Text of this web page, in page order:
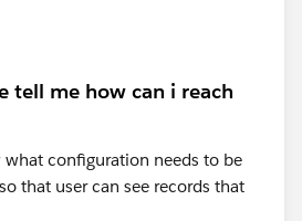
tell me how can i reach
configuration needs to be
that user can see records that